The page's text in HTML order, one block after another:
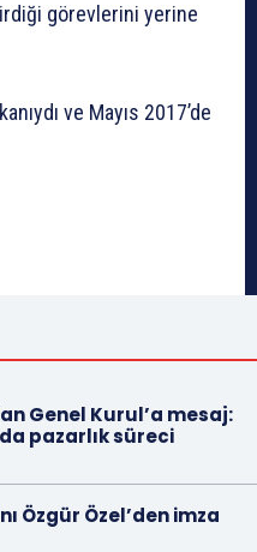
görevlerini yerine
ve Mayıs 2017’de
Genel Kurul’a mesaj:
pazarlık süreci
Özgür Özel’den imza